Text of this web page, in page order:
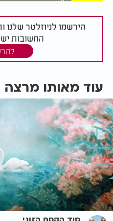
הירשמו לניוזלטר
החשובות
עוד מאותו מרצה